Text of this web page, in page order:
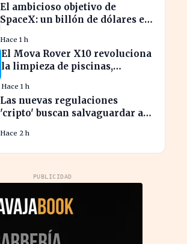
El ambicioso objetivo de
SpaceX: un billón de dólares en
Hace 1 h
El Mova Rover X10 revoluciona
la limpieza de piscinas,
usuarios
Hace 1 h
Las nuevas regulaciones
'cripto' buscan salvaguardar a
Hace 2 h
PUBLICIDAD